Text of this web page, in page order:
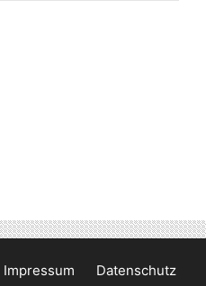
Impressum Datenschutz